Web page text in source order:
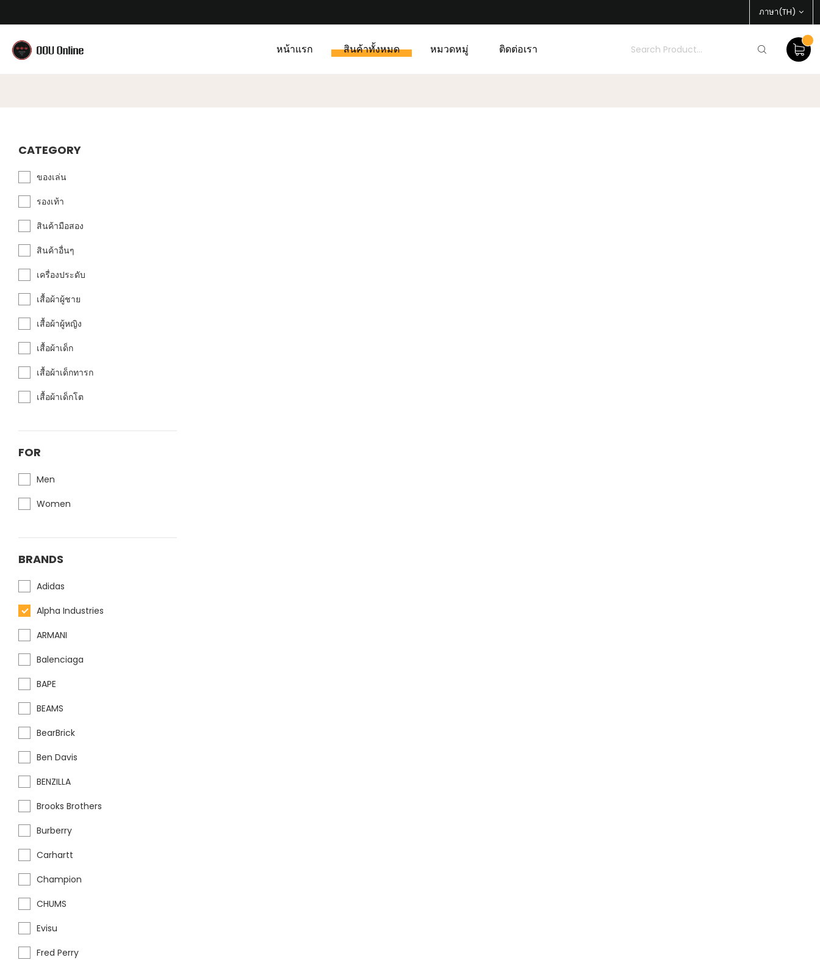
ภาษา(TH)
หน้าแรก สินค้าทั้งหมด หมวดหมู่ ติดต่อเรา
CATEGORY
ของเล่น
รองเท้า
สินค้ามือสอง
สินค้าอื่นๆ
เครื่องประดับ
เสื้อผ้าผู้ชาย
เสื้อผ้าผู้หญิง
เสื้อผ้าเด็ก
เสื้อผ้าเด็กทารก
เสื้อผ้าเด็กโต
FOR
Men
Women
BRANDS
Adidas
Alpha Industries
ARMANI
Balenciaga
BAPE
BEAMS
BearBrick
Ben Davis
BENZILLA
Brooks Brothers
Burberry
Carhartt
Champion
CHUMS
Evisu
Fred Perry